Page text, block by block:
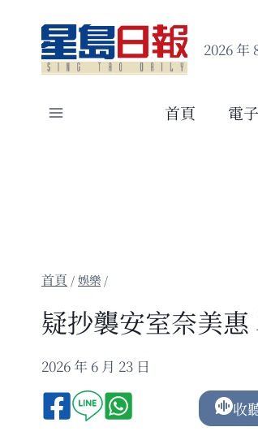
content
2026 年
首頁 電
/娛樂 /
疑抄襲安室奈美
2026 年 6 月 23 日
收